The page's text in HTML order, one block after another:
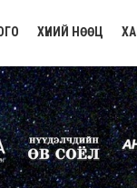
ХҮНИЙ НӨӨЦ